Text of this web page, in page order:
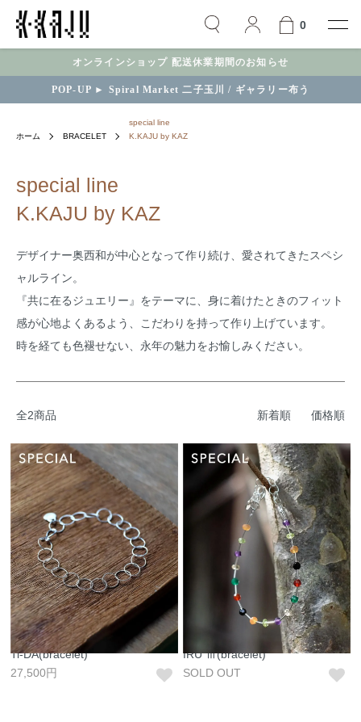
0
オンラインショップ 配送休業期間のお知らせ
POP-UP ► Spiral Market 二子玉川 / ギャラリー布う
ホーム BRACELET
special line
K.KAJU by KAZ
special line
K.KAJU by KAZ
デザイナー奥西和が中心となって作り続け、愛されてきたスペシ
ャルライン。
『共に在るジュエリー』をテーマに、身に着けたときのフィット
感が心地よくあるよう、こだわりを持って作り上げています。
時を経ても色褪せない、永年の魅力をお愉しみください。
全2商品 新着順 価格順
Ti-DA(bracelet)
27,500円
IRU Ⅲ(bracelet)
SOLD OUT